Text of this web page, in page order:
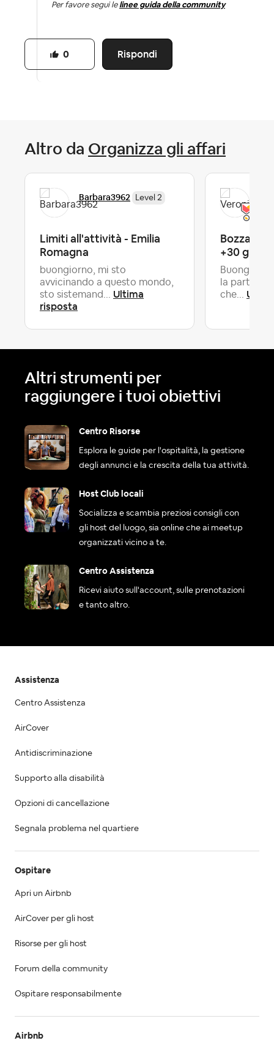
Per favore segui le linee guida della community
Rispondi
0
Altro da Organizza gli affari
Barbara3962 Level 2
Limiti all'attività - Emilia
Romagna
buongiorno, mi sto
avvicinando a questo mondo,
sto sistemand... Ultima
risposta
Bozza
+30 giorni
la partita
che...
Altri strumenti per
raggiungere i tuoi obiettivi
Centro Risorse
Esplora le guide per l'ospitalità, la gestione
degli annunci e la crescita della tua attività.
Host Club locali
Socializza e scambia preziosi consigli con
gli host del luogo, sia online che ai meetup
organizzati vicino a te.
Centro Assistenza
Ricevi aiuto sull'account, sulle prenotazioni
e tanto altro.
Assistenza
Centro Assistenza
AirCover
Antidiscriminazione
Supporto alla disabilità
Opzioni di cancellazione
Segnala problema nel quartiere
Ospitare
Apri un Airbnb
AirCover per gli host
Risorse per gli host
Forum della community
Ospitare responsabilmente
Airbnb